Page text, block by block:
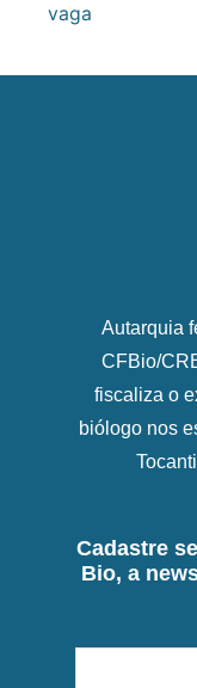
vaga
Autarquia
CFBio/
fiscaliza o
biólogo nos
Cadastre
Bio, a